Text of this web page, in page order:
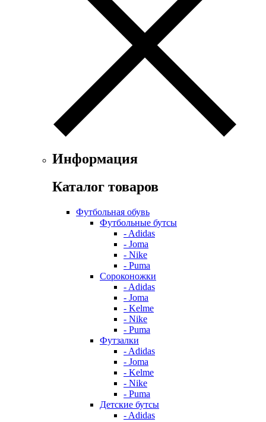
Информация
Каталог товаров
Футбольная обувь
Футбольные бутсы
- Adidas
- Joma
- Nike
- Puma
Сороконожки
- Adidas
- Joma
- Kelme
- Nike
- Puma
Футзалки
- Adidas
- Joma
- Kelme
- Nike
- Puma
Детские бутсы
- Adidas